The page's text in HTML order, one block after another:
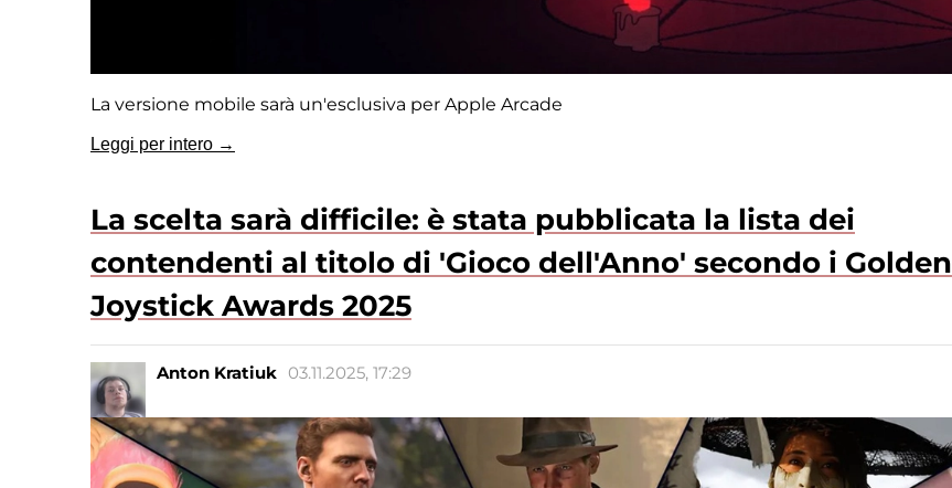
La versione mobile sarà un'esclusiva per Apple Arcade
Leggi per intero →
La scelta sarà difficile: è stata pubblicata la lista dei
contendenti al titolo di 'Gioco dell'Anno' secondo i Golden
Joystick Awards 2025
Anton Kratiuk 03.11.2025, 17:29